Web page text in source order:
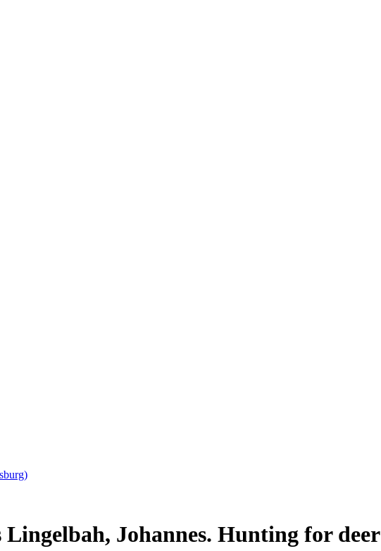
Johannes. Hunting for deer